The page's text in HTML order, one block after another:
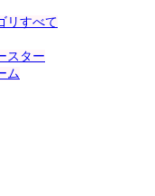
リすべて
スター
ム